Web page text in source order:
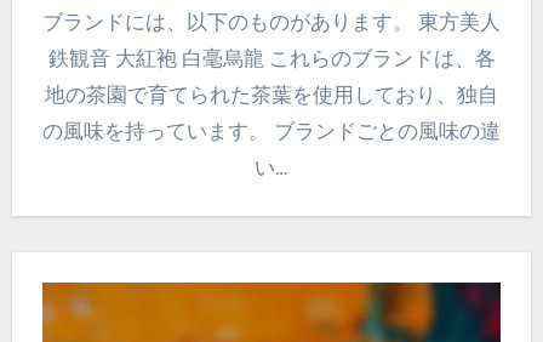
ブランドには、以下のものがあります。 東方美人
鉄観音 大紅袍 白毫烏龍 これらのブランドは、各
地の茶園で育てられた茶葉を使用しており、独自
の風味を持っています。 ブランドごとの風味の違
い…